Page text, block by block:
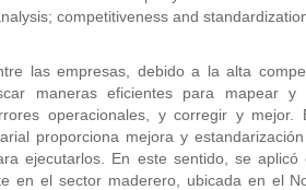
competitiveness and
las empresas, debido a la alta
maneras eficientes para mapear y
operacionales, y corregir y mejor.
proporciona mejora y
ejecutarlos. En este sentido, se
en el sector maderero, ubicada en el